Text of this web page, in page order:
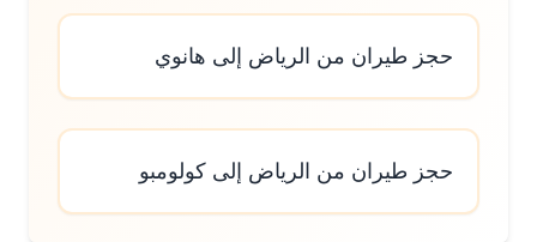
حجز طيران من الرياض إلى هانوي
حجز طيران من الرياض إلى كولومبو